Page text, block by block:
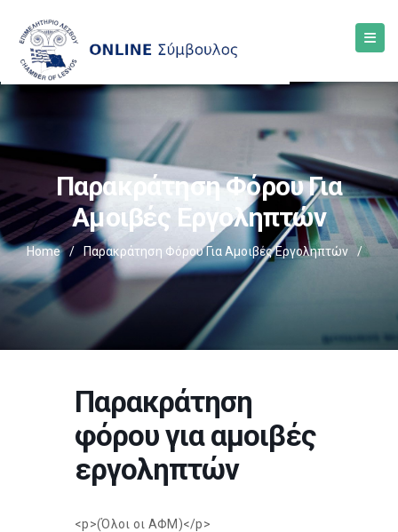
Παρακράτηση Φόρου Για
Αμοιβές Εργοληπτών
Home / Παρακράτηση Φόρου Για Αμοιβές Εργοληπτών /
Παρακράτηση
φόρου για αμοιβές
εργοληπτών
<p>(Όλοι οι ΑΦΜ)</p>